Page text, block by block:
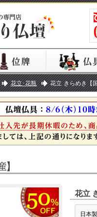
花立
日本
花立･花瓶 花立 きらめき【